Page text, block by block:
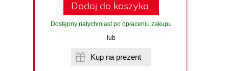
Dodaj do koszyka
Dostępny natychmiast po opłaceniu zakupu
lub
Kup na prezent